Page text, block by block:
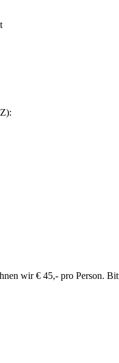
wir € 45,- pro Person.